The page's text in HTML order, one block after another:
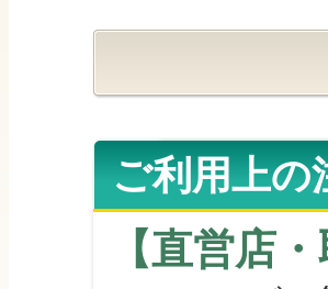
ご利用上の
【直営店